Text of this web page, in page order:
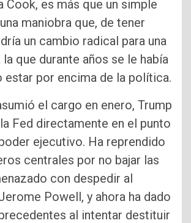
Cook, es más que un simple
maniobra que, de tener
un cambio radical para una
que durante años se le había
estar por encima de la política.
el cargo en enero, Trump
Fed directamente en el punto
ejecutivo. Ha reprendido
centrales por no bajar las
con despedir al
Powell, y ahora ha dado
al intentar destituir